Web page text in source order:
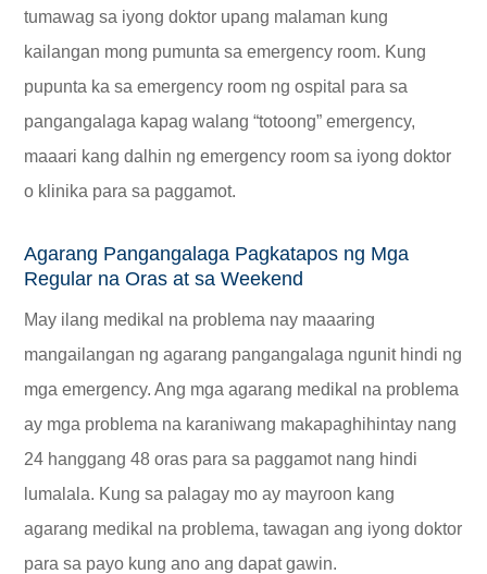
tumawag sa iyong doktor upang malaman kung
kailangan mong pumunta sa emergency room. Kung
pupunta ka sa emergency room ng ospital para sa
pangangalaga kapag walang “totoong” emergency,
maaari kang dalhin ng emergency room sa iyong doktor
o klinika para sa paggamot.
Agarang Pangangalaga Pagkatapos ng Mga
Regular na Oras at sa Weekend
May ilang medikal na problema nay maaaring
mangailangan ng agarang pangangalaga ngunit hindi ng
mga emergency. Ang mga agarang medikal na problema
ay mga problema na karaniwang makapaghihintay nang
24 hanggang 48 oras para sa paggamot nang hindi
lumalala. Kung sa palagay mo ay mayroon kang
agarang medikal na problema, tawagan ang iyong doktor
para sa payo kung ano ang dapat gawin.